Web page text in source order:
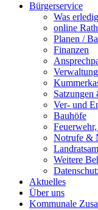
Bürgerservice
Was
online
Planen /
Finanzen
Satzungen
Ver- und
Bauhöfe
Notrufe &
Weitere
Aktuelles
Über uns
Kommunale